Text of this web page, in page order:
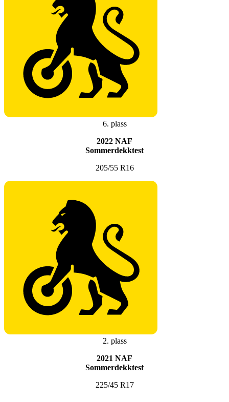
6. plass
2022 NAF
Sommerdekktest
205/55 R16
2. plass
2021 NAF
Sommerdekktest
225/45 R17